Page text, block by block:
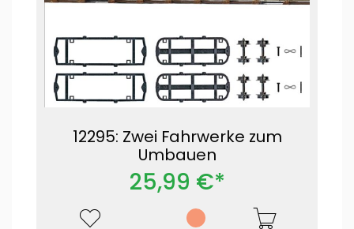
12295: Zwei Fahrwerke zum
Umbauen
25,99 €*